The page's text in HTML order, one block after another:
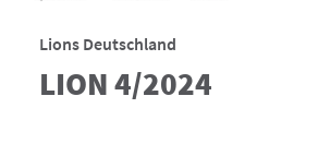
Lions Deutschland
LION 4/2024